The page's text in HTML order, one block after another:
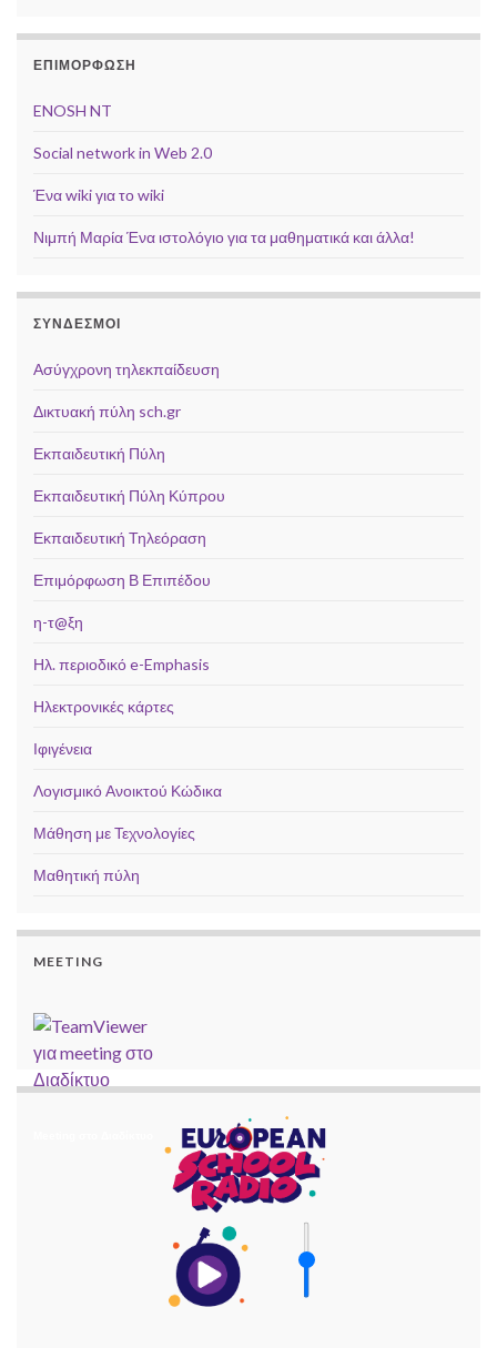
ΕΠΙΜΟΡΦΩΣΗ
ENOSH NT
Social network in Web 2.0
Ένα wiki για το wiki
Νιμπή Μαρία Ένα ιστολόγιο για τα μαθηματικά και άλλα!
ΣΥΝΔΕΣΜΟΙ
Ασύγχρονη τηλεκπαίδευση
Δικτυακή πύλη sch.gr
Εκπαιδευτική Πύλη
Εκπαιδευτική Πύλη Κύπρου
Εκπαιδευτική Τηλεόραση
Επιμόρφωση Β Επιπέδου
η-τ@ξη
Ηλ. περιοδικό e-Emphasis
Ηλεκτρονικές κάρτες
Ιφιγένεια
Λογισμικό Ανοικτού Κώδικα
Μάθηση με Τεχνολογίες
Μαθητική πύλη
MEETING